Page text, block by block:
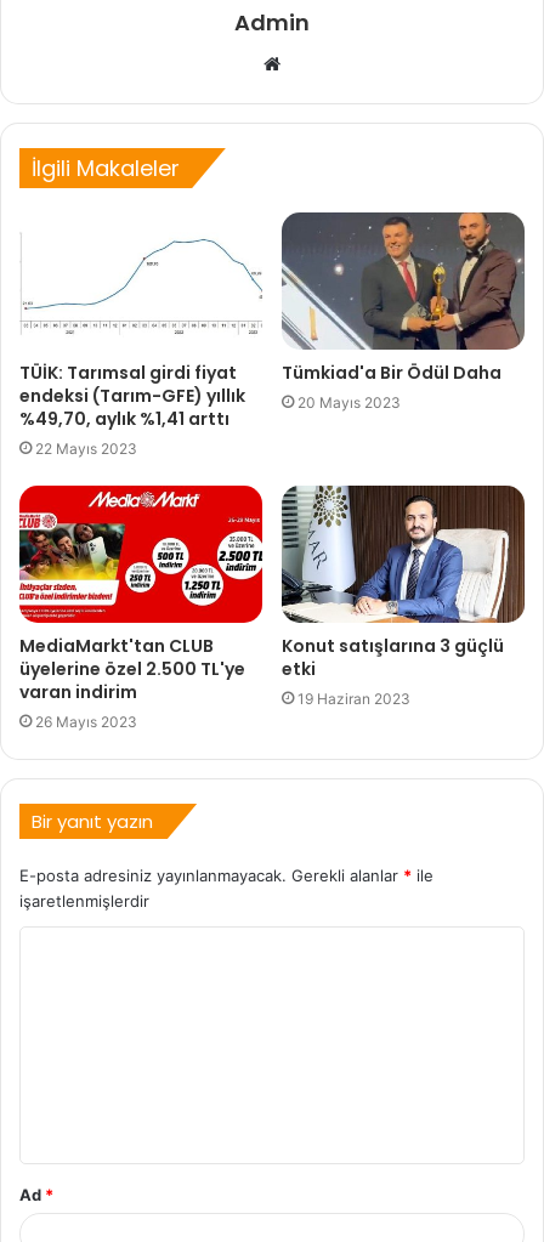
Admin
Web
İlgili Makaleler
TÜİK: Tarımsal girdi fiyat
endeksi (Tarım-GFE) yıllık
%49,70, aylık %1,41 arttı
22 Mayıs 2023
Tümkiad'a Bir Ödül Daha
20 Mayıs 2023
MediaMarkt'tan CLUB
üyelerine özel 2.500 TL'ye
varan indirim
26 Mayıs 2023
Konut satışlarına 3 güçlü
etki
19 Haziran 2023
Bir yanıt yazın
E-posta adresiniz yayınlanmayacak. Gerekli alanlar * ile
işaretlenmişlerdir
Ad *